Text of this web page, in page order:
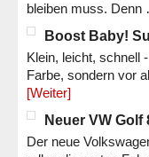
bleiben muss. Denn
Boost Baby!
Klein, leicht, schnell
Farbe, sondern vor
[Weiter]
Neuer VW Golf
Der neue